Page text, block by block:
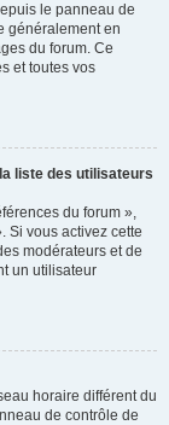
le panneau de
généralement en
du forum. Ce
et toutes vos
liste des utilisateurs
du forum »,
Si vous activez cette
modérateurs et de
un utilisateur
horaire différent du
de contrôle de